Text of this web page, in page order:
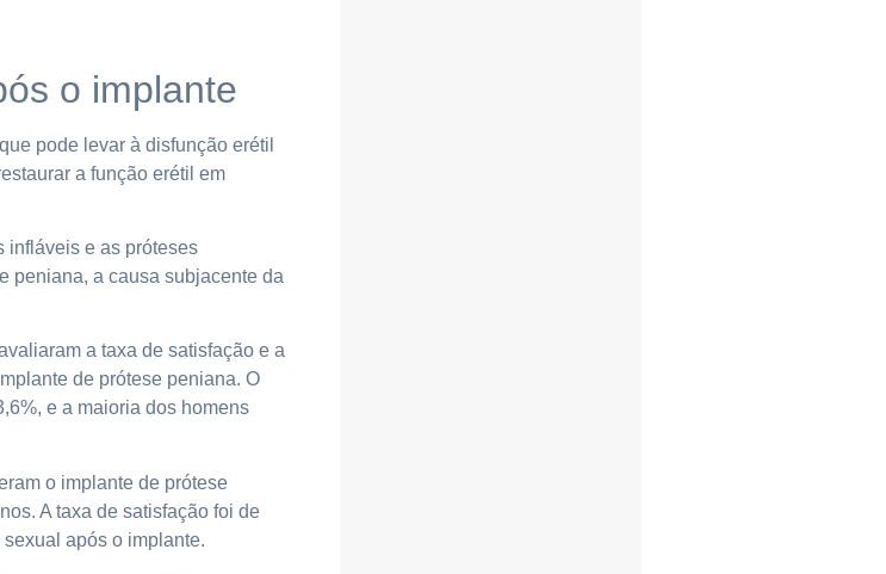
o implante
pode levar à disfunção erétil
a função erétil em
infláveis e as próteses
peniana, a causa subjacente da
a taxa de satisfação e a
de prótese peniana. O
e a maioria dos homens
o implante de prótese
A taxa de satisfação foi de
após o implante.